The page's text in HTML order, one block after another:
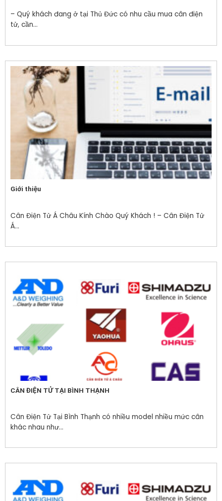
– Quý khách đang ở tại Thủ Đức có nhu cầu mua cân điện
tử, cần...
Giới thiệu
Cân Điện Tử Á Châu Kính Chào Quý Khách ! – Cân Điện Tử
Á...
CÂN ĐIỆN TỬ TẠI BÌNH THẠNH
Cân Điện Tử Tại Bình Thạnh có nhiều model nhiều mức cân
khác nhau như...